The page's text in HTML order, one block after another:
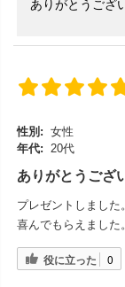
ありがとうござ
性別: 女性
年代:
20代
ありがとうござ
プレゼントしました。
喜んでもらえました。
役に立った 0